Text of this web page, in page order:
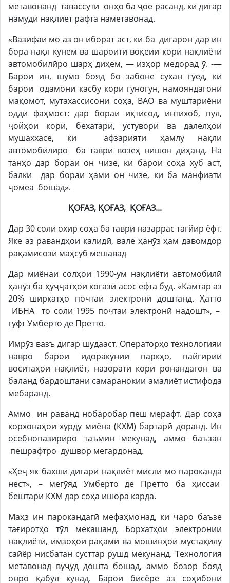
метавонанд тавассути онҳо ба ҷое расанд, ки дигар
намуди нақлиет рафта наметавонад.
«Вазифаи мо аз он иборат аст, ки ба дигарон дар ин
бора нақл кунем ва шароити воқеии кори нақлиёти
автомобилӣро шарҳ диҳем, — изҳор медорад ӯ. -—
Барои ин, шумо бояд бо забоне сухан гӯед, ки
барои одамони касбу кори гуногун, намояндагони
мақомот, мутахассисони соҳа, ВАО ва муштариёни
оддӣ фаҳмост: дар бораи иқтисод, интихоб, пул,
ҷойҳои корӣ, бехатарӣ, устуворӣ ва далелҳои
мушаххасе, ки афзарияти ҳамлу нақли
автомобилиро ба таври возеҳ нишон диҳанд. На
танҳо дар бораи он чизе, ки барои соҳа хуб аст,
балки дар бораи ҳами он чизе, ки ба манфиати
ҷомеа бошад».
ҚОҒАЗ, ҚОҒАЗ, ҚОҒАЗ...
Дар 30 соли охир соҳа ба таври назаррас тағйир ёфт.
Яке аз равандҳои калидӣ, вале ҳанӯз ҳам давомдор
рақамисозӣ маҳсуб мешавад
Дар миёнаи солҳои 1990-ум нақлиёти автомобилӣ
ҳанӯз ба ҳуҷҷатҳои коғазӣ асос ефта буд. «Камтар аз
20% ширкатҳо почтаи электронӣ доштанд. Ҳатто
ИБНА то соли 1995 почтаи электронӣ надошт», –
гуфт Умберто де Претто.
Имрӯз вазъ дигар шудааст. Операторҳо технологияи
навро барои идоракунии паркҳо, пайгирии
воситаҳои нақлиёт, назорати кори ронандагон ва
баланд бардоштани самаранокии амалиёт истифода
мебаранд.
Аммо ин раванд нобаробар пеш мерафт. Дар соҳа
корхонаҳои хурду миёна (КХМ) бартарӣ доранд. Ин
осебнопазириро таъмин мекунад, аммо баъзан
пешрафтро душвор мегардонад.
«Ҳеҷ як бахши дигари нақлиёт мисли мо пароканда
нест», – мегӯяд Умберто де Претто ба ҳиссаи
бештари КХМ дар соҳа ишора карда.
Маҳз ин парокандагӣ мефаҳмонад, ки чаро баъзе
тағиротҳо тӯл мекашанд. Борхатҳои электронии
нақлиётӣ, имзоҳои рақамӣ ва мошинҳои мустақилу
сайёр нисбатан сусттар рушд мекунанд. Технология
метавонад вуҷуд дошта бошад, аммо бозор бояд
онро қабул кунад. Барои бисёре аз соҳибони